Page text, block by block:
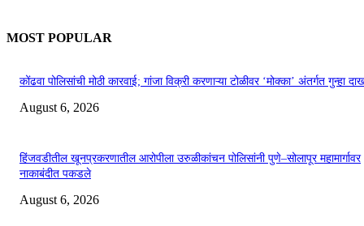
MOST POPULAR
कोंढवा पोलिसांची मोठी कारवाई; गांजा विक्री करणाऱ्या टोळीवर ‘मोक्का’ अंतर्गत गुन्हा
August 6, 2026
हिंजवडीतील खूनप्रकरणातील आरोपीला उरुळीकांचन पोलिसांनी पुणे–सोलापूर महामार्गावर
नाकाबंदीत पकडले
August 6, 2026